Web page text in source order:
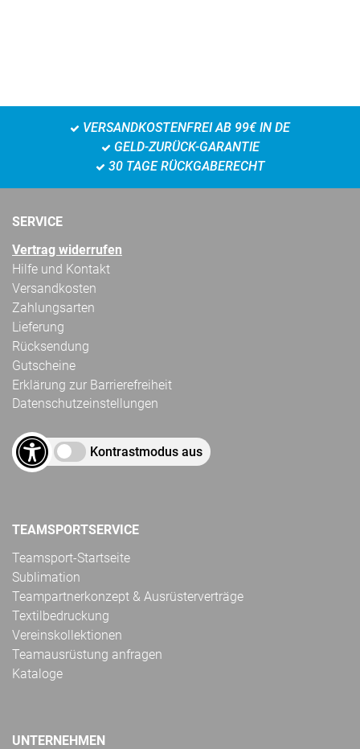
VERSANDKOSTENFREI AB 99€ IN DE
GELD-ZURÜCK-GARANTIE
30 TAGE RÜCKGABERECHT
SERVICE
Vertrag widerrufen
Hilfe und Kontakt
Versandkosten
Zahlungsarten
Lieferung
Rücksendung
Gutscheine
Erklärung zur Barrierefreiheit
Datenschutzeinstellungen
Kontrastmodus aus
TEAMSPORTSERVICE
Teamsport-Startseite
Sublimation
Teampartnerkonzept & Ausrüsterverträge
Textilbedruckung
Vereinskollektionen
Teamausrüstung anfragen
Kataloge
UNTERNEHMEN